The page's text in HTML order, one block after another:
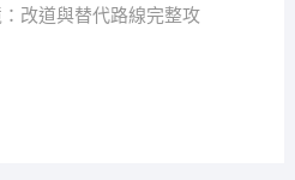
改道與替代路線完整攻